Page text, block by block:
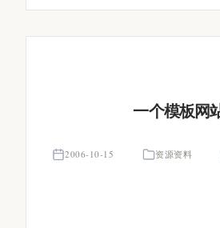
一个模板网
2006-10-15 资源资料